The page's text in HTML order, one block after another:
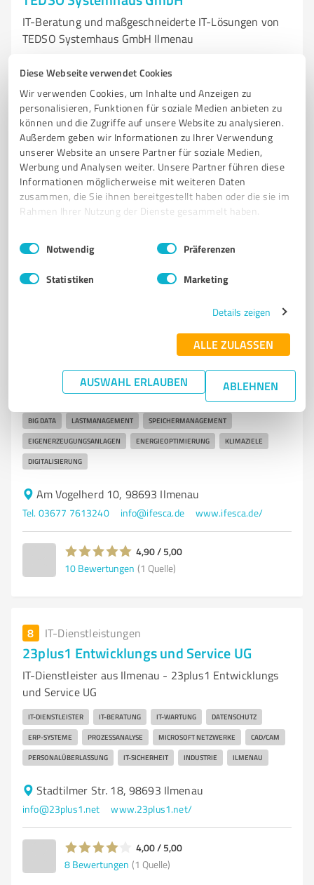
Diese Webseite verwendet Cookies
Wir verwenden Cookies, um Inhalte und Anzeigen zu
personalisieren, Funktionen für soziale Medien anbieten zu
können und die Zugriffe auf unsere Website zu analysieren.
Außerdem geben wir Informationen zu Ihrer Verwendung
unserer Website an unsere Partner für soziale Medien,
Werbung und Analysen weiter. Unsere Partner führen diese
Informationen möglicherweise mit weiteren Daten
zusammen, die Sie ihnen bereitgestellt haben oder die sie im
Rahmen Ihrer Nutzung der Dienste gesammelt haben.
Impressum Datenschutzbestimmungen
Einwilligungsauswahl
Notwendig Präferenzen
Statistiken Marketing
Details zeigen
ALLE ZULASSEN
AUSWAHL ERLAUBEN ABLEHNEN
IT-Beratung und maßgeschneiderte IT-Lösungen von
TEDSO Systemhaus GmbH Ilmenau
INFORMATIONSMANAGEMENT KUNDENZUFRIEDENHEIT SELECTLINE
MASSGESCHNEIDERTE LÖSUNGEN
Ziolkowskistraße 5, 98693 Ilmenau
Tel. 03677 469500 hallo@tedso.de www.tedso.de
5,00 / 5,00
Innovative Softwarelösungen für modernes
Energiemanagement von ifesca GmbH
ENERGIEMANAGEMENT SOFTWAREENTWICKLUNG
KÜNSTLICHE INTELLIGENZ
BIG DATA LASTMANAGEMENT SPEICHERMANAGEMENT
EIGENERZEUGUNGSANLAGEN ENERGIEOPTIMIERUNG KLIMAZIELE
DIGITALISIERUNG
Am Vogelherd 10, 98693 Ilmenau
Tel. 03677 7613240 info@ifesca.de www.ifesca.de/
4,90 / 5,00
10 Bewertungen (1 Quelle)
8 IT-Dienstleistungen
23plus1 Entwicklungs und Service UG
IT-Dienstleister aus Ilmenau - 23plus1 Entwicklungs
und Service UG
IT-DIENSTLEISTER IT-BERATUNG IT-WARTUNG DATENSCHUTZ
ERP-SYSTEME PROZESSANALYSE MICROSOFT NETZWERKE CAD/CAM
PERSONALÜBERLASSUNG IT-SICHERHEIT INDUSTRIE ILMENAU
Stadtilmer Str. 18, 98693 Ilmenau
info@23plus1.net www.23plus1.net/
4,00 / 5,00
8 Bewertungen (1 Quelle)